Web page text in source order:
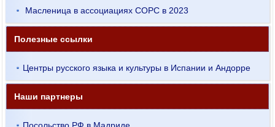
Масленица в ассоциациях СОРС в 2023
Полезные ссылки
Центры русского языка и культуры в Испании и Андорре
Наши партнеры